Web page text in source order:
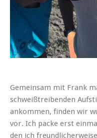
Gemeinsam mit Frank
schweißtreibenden
ankommen, finden wir
vor. Ich packe erst
den ich